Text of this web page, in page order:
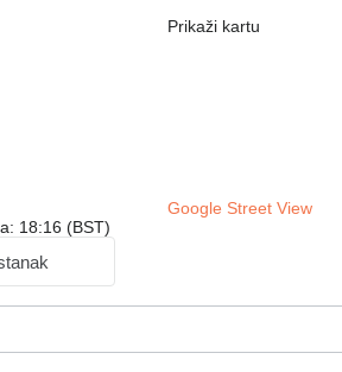
Prikaži kartu
Google Street View
18:16 (BST)